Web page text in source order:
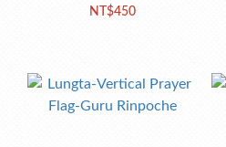
NT$450